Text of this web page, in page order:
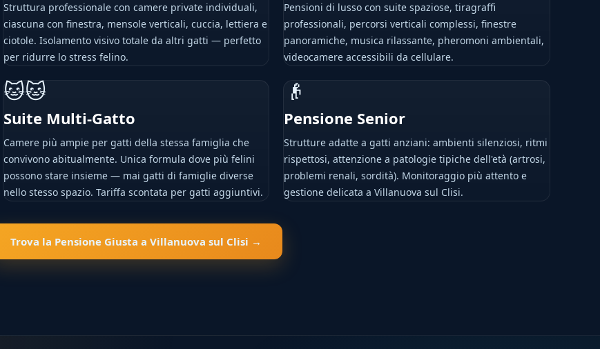
Struttura professionale con camere private individuali,
ciascuna con finestra, mensole verticali, cuccia, lettiera e
ciotole. Isolamento visivo totale da altri gatti — perfetto
per ridurre lo stress felino.
Pensioni di lusso con suite spaziose, tiragraffi
professionali, percorsi verticali complessi, finestre
panoramiche, musica rilassante, pheromoni ambientali,
videocamere accessibili da cellulare.
🐱🐱
Suite Multi-Gatto
Camere più ampie per gatti della stessa famiglia che
convivono abitualmente. Unica formula dove più felini
possono stare insieme — mai gatti di famiglie diverse
nello stesso spazio. Tariffa scontata per gatti aggiuntivi.
👴
Pensione Senior
Strutture adatte a gatti anziani: ambienti silenziosi, ritmi
rispettosi, attenzione a patologie tipiche dell'età (artrosi,
problemi renali, sordità). Monitoraggio più attento e
gestione delicata a Villanuova sul Clisi.
Trova la Pensione Giusta a Villanuova sul Clisi →